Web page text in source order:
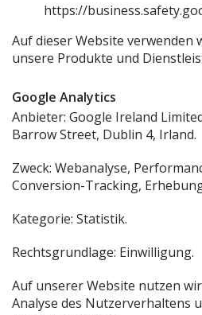
https://
Auf dieser Website verwenden
unsere Produkte und
Google Analytics
Anbieter: Google Ireland
Barrow Street, Dublin 4, Irland.
Zweck: Webanalyse,
Conversion-Tracking,
Kategorie: Statistik.
Rechtsgrundlage: Einwilligung.
Auf unserer Website nutzen
Analyse des Nutzerverhaltens